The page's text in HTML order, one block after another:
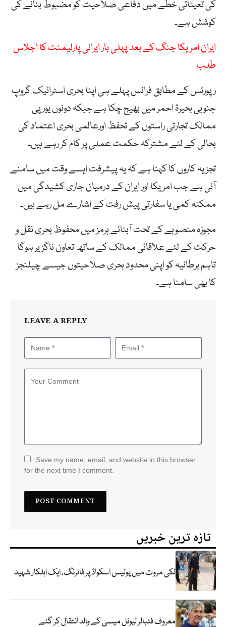
کی تعیناتی خطے میں دفاعی صلاحیت کو مضبوط بنانے کی
کوشش ہے۔
ایران امریکا جنگ کے بعد پہلی بار ایرانی پارلیمنٹ کا اجلاس
طلب
رپورٹس کے مطابق فرانس پہلے ہی اپنا بحری اسٹرائیک گروپ
جنوبی بحیرۂ احمر میں بھیج چکا ہے جبکہ دونوں یورپی
ممالک تجارتی راستوں کے تحفظ اورعالمی بحری اعتماد کی
بحالی کے لئے مشترکہ حکمت عملی پر کام کر رہے ہیں۔
تجزیہ کاروں کا کہنا ہے کہ یہ پیشرفت ایسے وقت میں سامنے
آئی ہے جب امریکا اور ایران کے درمیان جاری کشیدگی میں
ممکنہ کمی یا سفارتی پیش رفت کے اشارے مل رہے ہیں۔
مجوزہ منصوبے کے تحت آبنائے ہرمز میں محفوظ بحری نقل و
حرکت کے لئے علاقائی ممالک کے ساتھ تعاون ناگزیر ہوگا
تاہم برطانیہ کو اپنی محدود بحری صلاحیتوں جیسے چیلنجز
کا بھی سامنا ہے۔
LEAVE A REPLY
Save my name, email, and website in this browser
for the next time I comment.
تازہ ترین خبریں
لکی مروت میں پولیس اسکواڈ پر فائرنگ، ایک اہلکار شہید
معروف فٹبالر لیونل میسی کے والد انتقال کر گئے